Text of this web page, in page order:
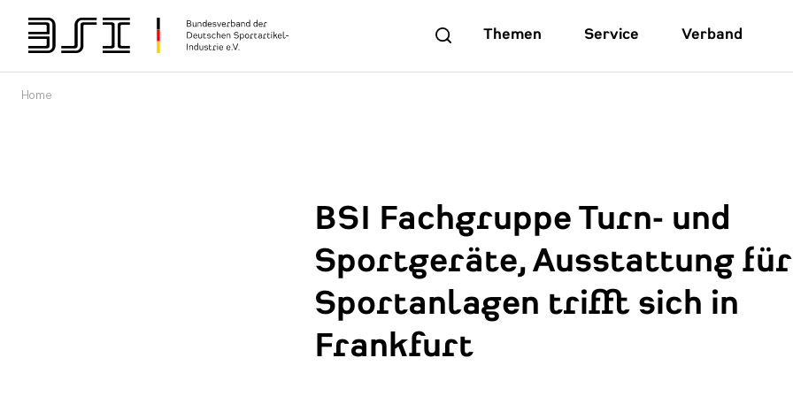
Themen Service Verband
Home
BSI Fachgruppe Turn- und
Sportgeräte, Ausstattung für
Sportanlagen trifft sich in
Frankfurt